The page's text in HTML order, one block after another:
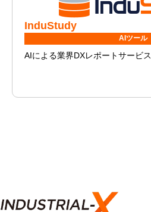
InduStudy
AIツール
AIによる業界DXレポートサービス